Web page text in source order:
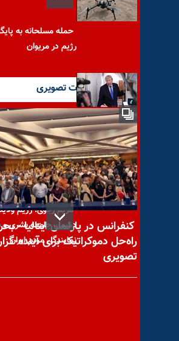
حمله مسلحانه به
رژیم در مریوان
دونالد ترامپ:
بود به رژیم ایران
حمله
مریم رجوی: رژیم
دشمن جامعه بشری و
نمایندگی مردم ایران
آخرین گزارشات تصویری
کنفرانس در پارلمان ایتالیا -
راه‌حل دموکراتیک برای آینده-
تصویری